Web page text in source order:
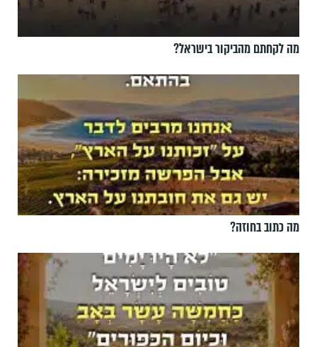
מה לקחתם מהביקור בישראל?
מה כתוב בחוזה?